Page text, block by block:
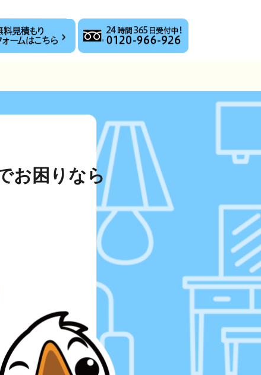
お困りなら